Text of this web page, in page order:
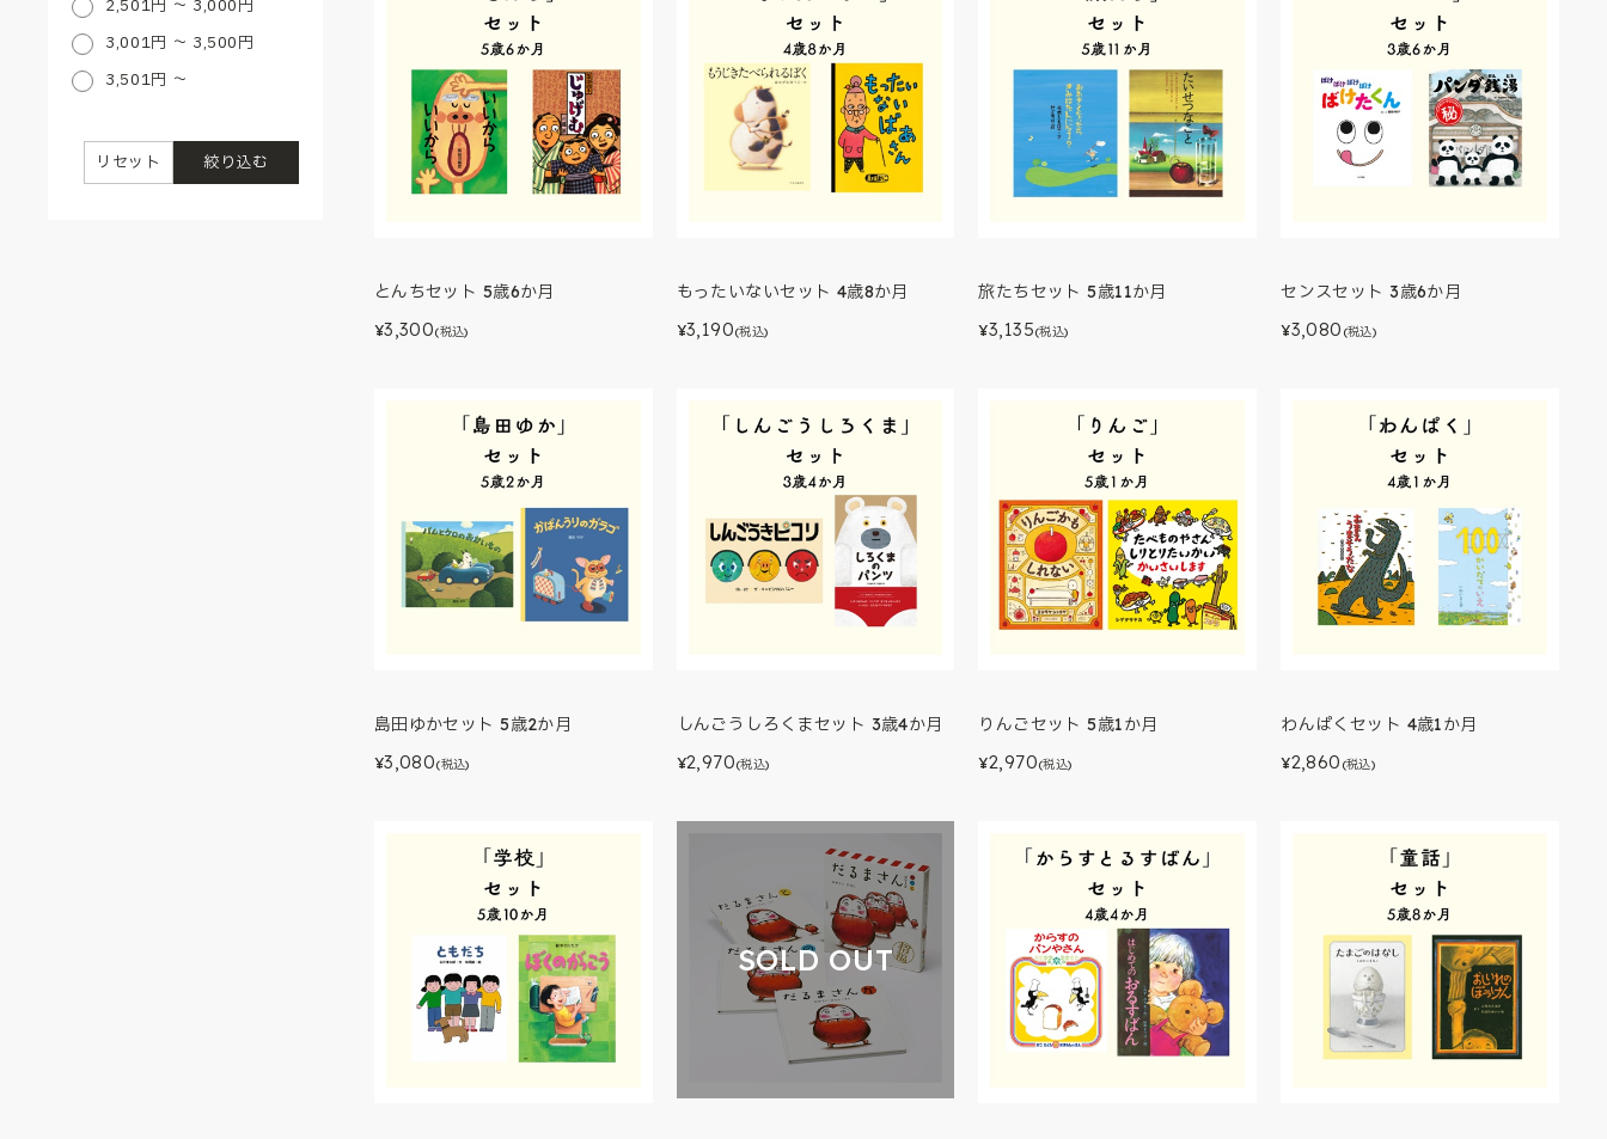
2,501円 ～ 3,000円
3,001円 ～ 3,500円
3,501円 ～
絞り込む
リセット
とんちセット 5歳6か月
¥3,300(税込)
もったいないセット 4歳8か月
¥3,190(税込)
旅たちセット 5歳11か月
¥3,135(税込)
センスセット 3歳6か月
¥3,080 (税込)
島田ゆかセット 5歳2か月
¥3,080(税込)
しんごうしろくまセット 3歳4か月
¥2,970(税込)
りんごセット 5歳1か月
¥2,970(税込)
わんぱくセット 4歳1か月
¥2,860 (税込)
SOLD OUT